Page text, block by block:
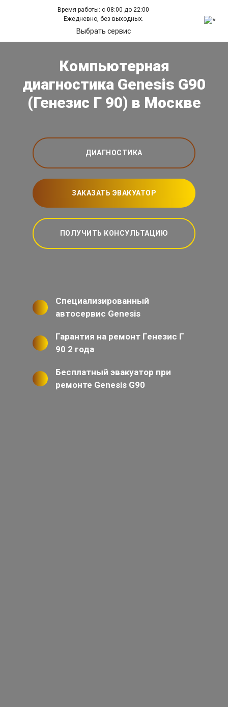
Время работы: с 08:00 до 22:00
Ежедневно, без выходных.
Выбрать сервис
Компьютерная
диагностика Genesis G90
(Генезис Г 90) в Москве
ДИАГНОСТИКА
ЗАКАЗАТЬ ЭВАКУАТОР
ПОЛУЧИТЬ КОНСУЛЬТАЦИЮ
Специализированный
автосервис Genesis
Гарантия на ремонт Генезис Г
90 2 года
Бесплатный эвакуатор при
ремонте Genesis G90